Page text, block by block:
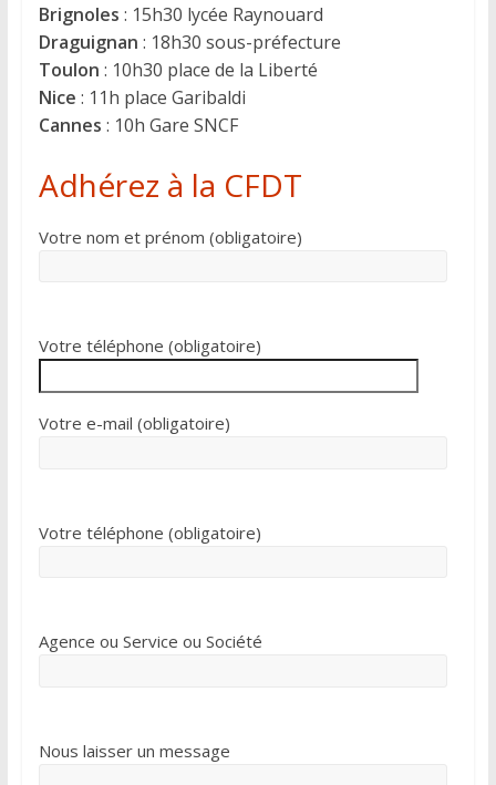
Brignoles : 15h30 lycée Raynouard
Draguignan : 18h30 sous-préfecture
Toulon : 10h30 place de la Liberté
Nice : 11h place Garibaldi
Cannes : 10h Gare SNCF
Adhérez à la CFDT
Votre nom et prénom (obligatoire)
Votre téléphone (obligatoire)
Votre e-mail (obligatoire)
Votre téléphone (obligatoire)
Agence ou Service ou Société
Nous laisser un message